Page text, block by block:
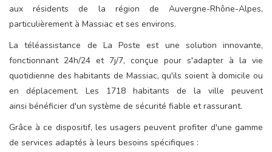
aux résidents de la région de Auvergne-Rhône-Alpes,
particulièrement à Massiac et ses environs.
La téléassistance de La Poste est une solution innovante,
fonctionnant 24h/24 et 7j/7, conçue pour s'adapter à la vie
quotidienne des habitants de Massiac, qu'ils soient à domicile ou
en déplacement. Les 1718 habitants de la ville peuvent
ainsi bénéficier d'un système de sécurité fiable et rassurant.
Grâce à ce dispositif, les usagers peuvent profiter d'une gamme
de services adaptés à leurs besoins spécifiques :